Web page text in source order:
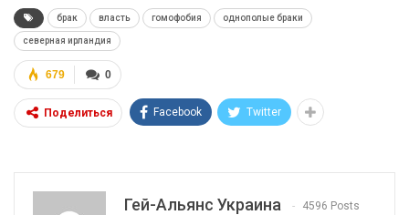
брак власть гомофобия однополые браки
северная ирландия
0
679
Поделиться Facebook Twitter
Гей-Альянс Украина 4596 Posts